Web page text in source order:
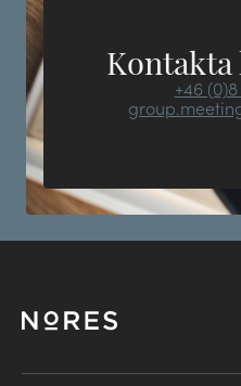
+46 (0)8